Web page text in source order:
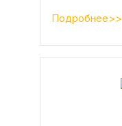
Подробнее>>